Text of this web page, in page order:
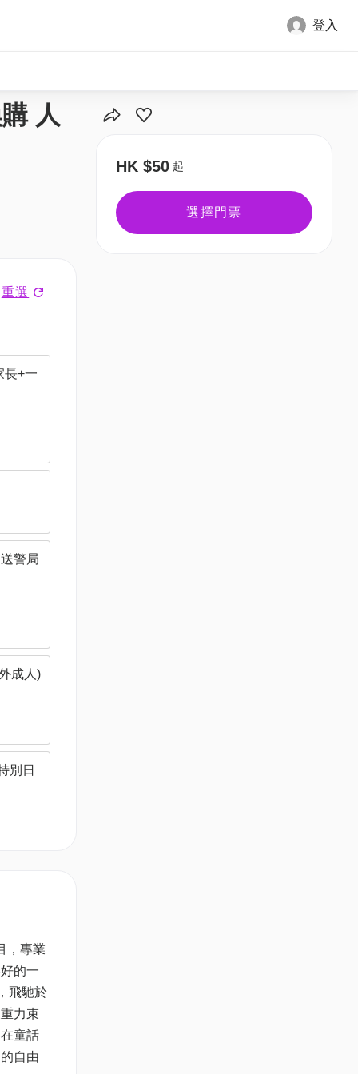
登入
人
重選
長+一
警局
成人)
別日
票2
，專業
的一
飛馳於
力束
童話
自由
HK $50 起
選擇門票